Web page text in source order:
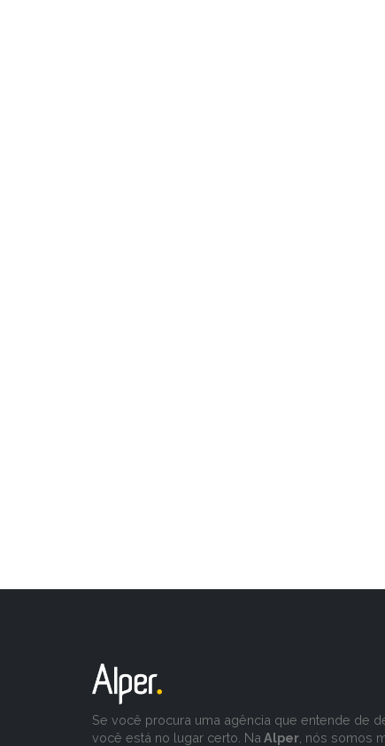
Se você procura uma agência que entende de
você está no lugar certo. Na Alper , nós somos